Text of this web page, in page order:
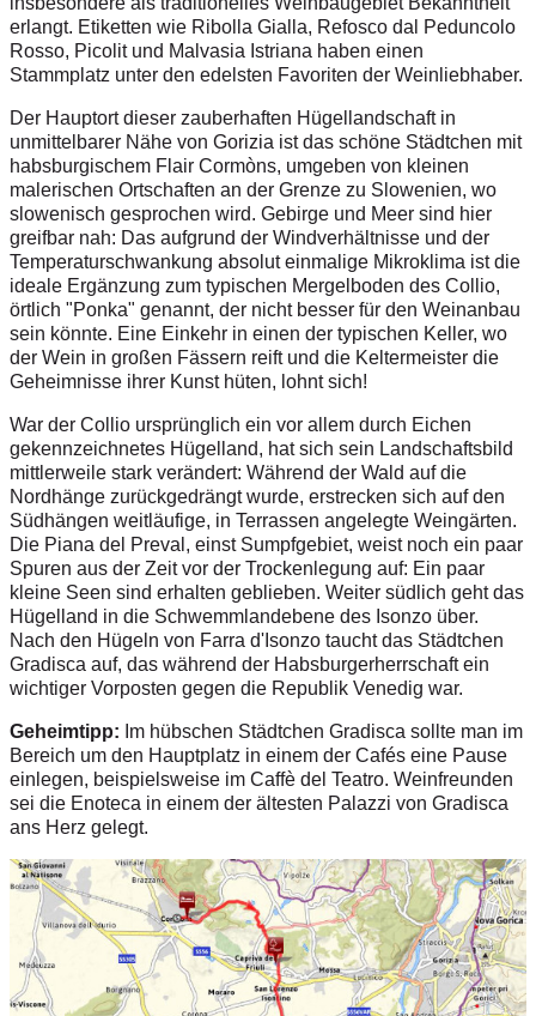
erlangt. Etiketten wie Ribolla Gialla, Refosco dal Peduncolo
Rosso, Picolit und Malvasia Istriana haben einen
Stammplatz unter den edelsten Favoriten der Weinliebhaber.
Der Hauptort dieser zauberhaften Hügellandschaft in
unmittelbarer Nähe von Gorizia ist das schöne Städtchen mit
habsburgischem Flair Cormòns, umgeben von kleinen
malerischen Ortschaften an der Grenze zu Slowenien, wo
slowenisch gesprochen wird. Gebirge und Meer sind hier
greifbar nah: Das aufgrund der Windverhältnisse und der
Temperaturschwankung absolut einmalige Mikroklima ist die
ideale Ergänzung zum typischen Mergelboden des Collio,
örtlich "Ponka" genannt, der nicht besser für den Weinanbau
sein könnte. Eine Einkehr in einen der typischen Keller, wo
der Wein in großen Fässern reift und die Keltermeister die
Geheimnisse ihrer Kunst hüten, lohnt sich!
War der Collio ursprünglich ein vor allem durch Eichen
gekennzeichnetes Hügelland, hat sich sein Landschaftsbild
mittlerweile stark verändert: Während der Wald auf die
Nordhänge zurückgedrängt wurde, erstrecken sich auf den
Südhängen weitläufige, in Terrassen angelegte Weingärten.
Die Piana del Preval, einst Sumpfgebiet, weist noch ein paar
Spuren aus der Zeit vor der Trockenlegung auf: Ein paar
kleine Seen sind erhalten geblieben. Weiter südlich geht das
Hügelland in die Schwemmlandebene des Isonzo über.
Nach den Hügeln von Farra d'Isonzo taucht das Städtchen
Gradisca auf, das während der Habsburgerherrschaft ein
wichtiger Vorposten gegen die Republik Venedig war.
Geheimtipp: Im hübschen Städtchen Gradisca sollte man im
Bereich um den Hauptplatz in einem der Cafés eine Pause
einlegen, beispielsweise im Caffè del Teatro. Weinfreunden
sei die Enoteca in einem der ältesten Palazzi von Gradisca
ans Herz gelegt.